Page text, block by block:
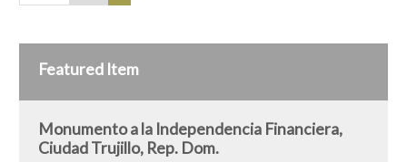
Featured Item
Monumento a la Independencia Financiera,
Ciudad Trujillo, Rep. Dom.